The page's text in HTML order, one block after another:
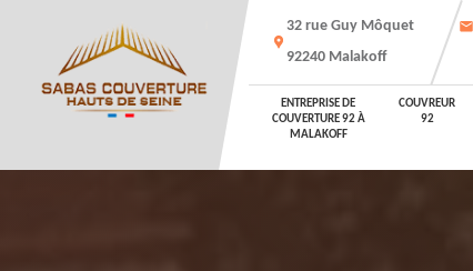
32 rue Guy Môquet
92240 Malakoff
ENTREPRISE DE
COUVERTURE 92 À
MALAKOFF
COUVREUR
92